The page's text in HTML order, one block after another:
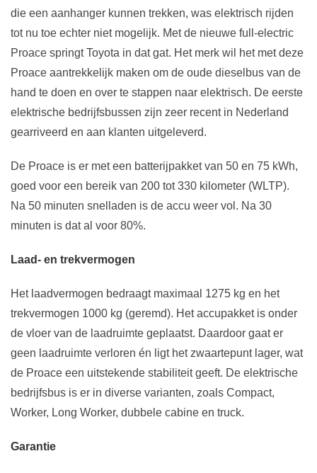
die een aanhanger kunnen trekken, was elektrisch rijden
tot nu toe echter niet mogelijk. Met de nieuwe full-electric
Proace springt Toyota in dat gat. Het merk wil het met deze
Proace aantrekkelijk maken om de oude dieselbus van de
hand te doen en over te stappen naar elektrisch. De eerste
elektrische bedrijfsbussen zijn zeer recent in Nederland
gearriveerd en aan klanten uitgeleverd.
De Proace is er met een batterijpakket van 50 en 75 kWh,
goed voor een bereik van 200 tot 330 kilometer (WLTP).
Na 50 minuten snelladen is de accu weer vol. Na 30
minuten is dat al voor 80%.
Laad- en trekvermogen
Het laadvermogen bedraagt maximaal 1275 kg en het
trekvermogen 1000 kg (geremd). Het accupakket is onder
de vloer van de laadruimte geplaatst. Daardoor gaat er
geen laadruimte verloren én ligt het zwaartepunt lager, wat
de Proace een uitstekende stabiliteit geeft. De elektrische
bedrijfsbus is er in diverse varianten, zoals Compact,
Worker, Long Worker, dubbele cabine en truck.
Garantie